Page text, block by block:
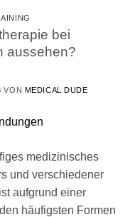
bei
aussehen?
VON MEDICAL DUDE
medizinisches
und verschiedener
aufgrund einer
häufigsten Formen